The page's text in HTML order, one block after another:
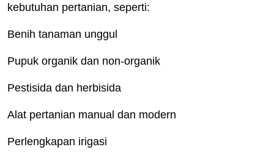
kebutuhan pertanian, seperti:
Benih tanaman unggul
Pupuk organik dan non-organik
Pestisida dan herbisida
Alat pertanian manual dan modern
Perlengkapan irigasi